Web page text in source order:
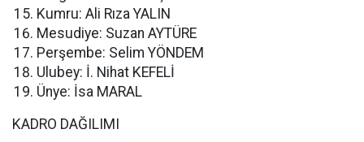
Kumru: Ali Rıza YALIN
Mesudiye: Suzan AYTÜRE
Perşembe: Selim YÖNDEM
Ulubey: İ. Nihat KEFELİ
Ünye: İsa MARAL
KADRO DAĞILIMI